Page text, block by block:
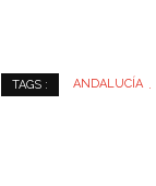
TAGS : ANDALUCÍA